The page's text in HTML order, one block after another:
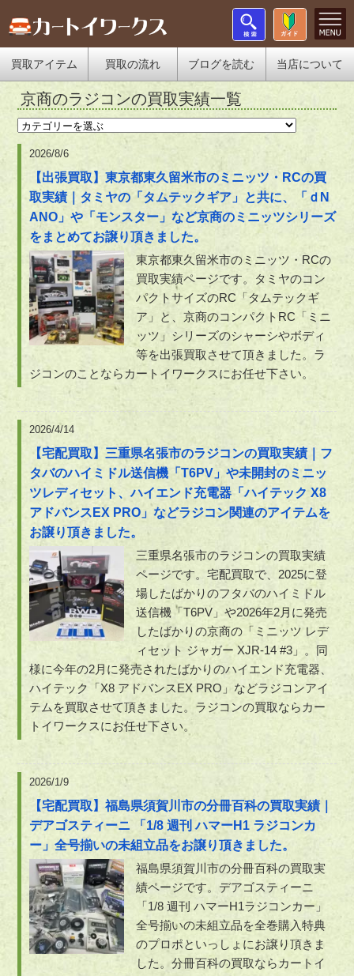
買取アイテム 買取の流れ ブログを読む 当店について
京商のラジコンの買取実績一覧
2026/8/6
【出張買取】東京都東久留米市のミニッツ・RCの買
取実績｜タミヤの「タムテックギア」と共に、「ｄN
ANO」や「モンスター」など京商のミニッツシリーズ
をまとめてお譲り頂きました。
東京都東久留米市のミニッツ・RCの
買取実績ページです。タミヤのコン
パクトサイズのRC「タムテックギ
ア」と、京商のコンパクトRC「ミニ
ッツ」シリーズのシャーシやボディ
等を出張買取させて頂きました。ラ
ジコンのことならカートイワークスにお任せ下さい。
2026/4/14
【宅配買取】三重県名張市のラジコンの買取実績｜フ
タバのハイミドル送信機「T6PV」や未開封のミニッ
ツレディセット、ハイエンド充電器「ハイテック X8
アドバンスEX PRO」などラジコン関連のアイテムを
お譲り頂きました。
三重県名張市のラジコンの買取実績
ページです。宅配買取で、2025に登
場したばかりのフタバのハイミドル
送信機「T6PV」や2026年2月に発売
したばかりの京商の「ミニッツ レデ
ィセット ジャガー XJR-14 #3」。同
様に今年の2月に発売されたばかりのハイエンド充電器、
ハイテック「X8 アドバンスEX PRO」などラジコンアイ
テムを買取させて頂きました。ラジコンの買取ならカー
トイワークスにお任せ下さい。
2026/1/9
【宅配買取】福島県須賀川市の分冊百科の買取実績｜
デアゴスティーニ 「1/8 週刊 ハマーH1 ラジコンカ
ー」全号揃いの未組立品をお譲り頂きました。
福島県須賀川市の分冊百科の買取実
績ページです。デアゴスティーニ
「1/8 週刊 ハマーH1ラジコンカー」
全号揃いの未組立品を全巻購入特典
のプロポといっしょにお譲り頂きま
した。分冊百科の買取ならカートイ